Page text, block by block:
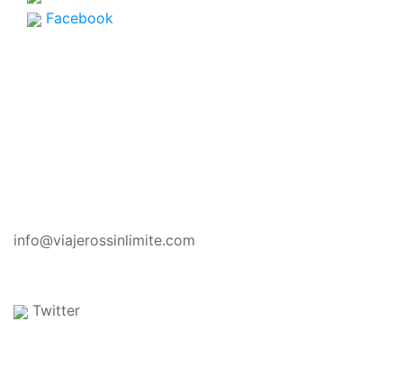
Facebook
info@viajerossinlimite.com
Twitter